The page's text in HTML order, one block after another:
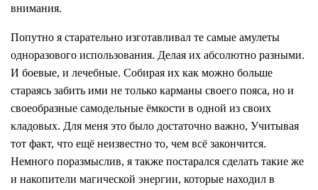
внимания.
Попутно я старательно изготавливал те самые амулеты
одноразового использования. Делая их абсолютно разными.
И боевые, и лечебные. Собирая их как можно больше
стараясь забить ими не только карманы своего пояса, но и
своеобразные самодельные ёмкости в одной из своих
кладовых. Для меня это было достаточно важно, Учитывая
тот факт, что ещё неизвестно то, чем всё закончится.
Немного поразмыслив, я также постарался сделать такие же
и накопители магической энергии, которые находил в